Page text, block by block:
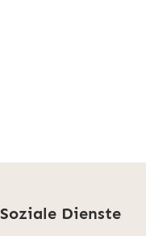
Soziale Dienste